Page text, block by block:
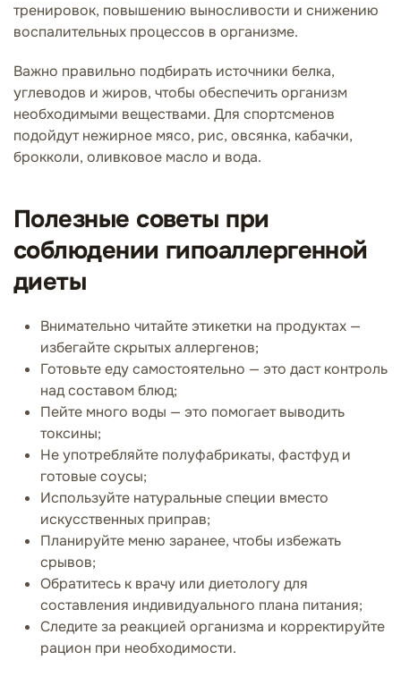
тренировок, повышению выносливости и снижению
воспалительных процессов в организме.
Важно правильно подбирать источники белка,
углеводов и жиров, чтобы обеспечить организм
необходимыми веществами. Для спортсменов
подойдут нежирное мясо, рис, овсянка, кабачки,
брокколи, оливковое масло и вода.
Полезные советы при
соблюдении гипоаллергенной
диеты
Внимательно читайте этикетки на продуктах —
избегайте скрытых аллергенов;
Готовьте еду самостоятельно — это даст контроль
над составом блюд;
Пейте много воды — это помогает выводить
токсины;
Не употребляйте полуфабрикаты, фастфуд и
готовые соусы;
Используйте натуральные специи вместо
искусственных приправ;
Планируйте меню заранее, чтобы избежать
срывов;
Обратитесь к врачу или диетологу для
составления индивидуального плана питания;
Следите за реакцией организма и корректируйте
рацион при необходимости.